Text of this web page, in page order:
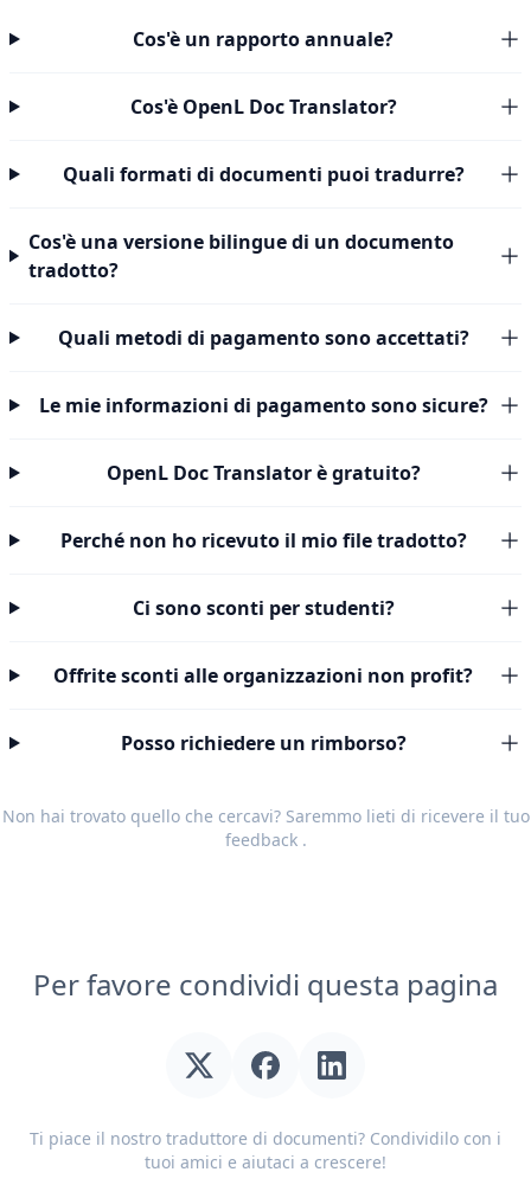
Cos'è un rapporto annuale?
Cos'è OpenL Doc Translator?
Quali formati di documenti puoi tradurre?
Cos'è una versione bilingue di un documento
tradotto?
Quali metodi di pagamento sono accettati?
Le mie informazioni di pagamento sono sicure?
OpenL Doc Translator è gratuito?
Perché non ho ricevuto il mio file tradotto?
Ci sono sconti per studenti?
Offrite sconti alle organizzazioni non profit?
Posso richiedere un rimborso?
Non hai trovato quello che cercavi? Saremmo lieti di ricevere il tuo
feedback.
Per favore condividi questa pagina
Ti piace il nostro traduttore di documenti? Condividilo con i
tuoi amici e aiutaci a crescere!